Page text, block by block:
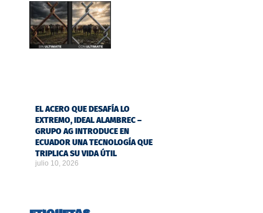
EL ACERO QUE DESAFÍA LO
EXTREMO, IDEAL ALAMBREC –
GRUPO AG INTRODUCE EN
ECUADOR UNA TECNOLOGÍA QUE
TRIPLICA SU VIDA ÚTIL
julio 10, 2026